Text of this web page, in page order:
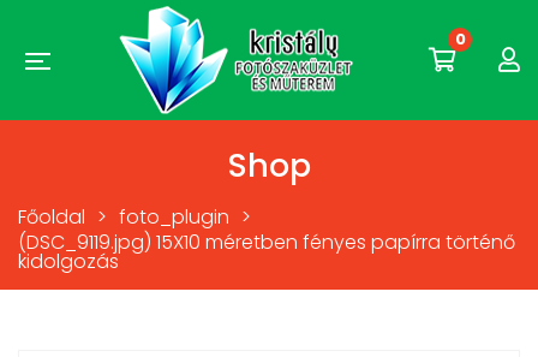
0
Shop
Főoldal > foto_plugin >
(DSC_9119.jpg) 15X10 méretben fényes papírra történő
kidolgozás